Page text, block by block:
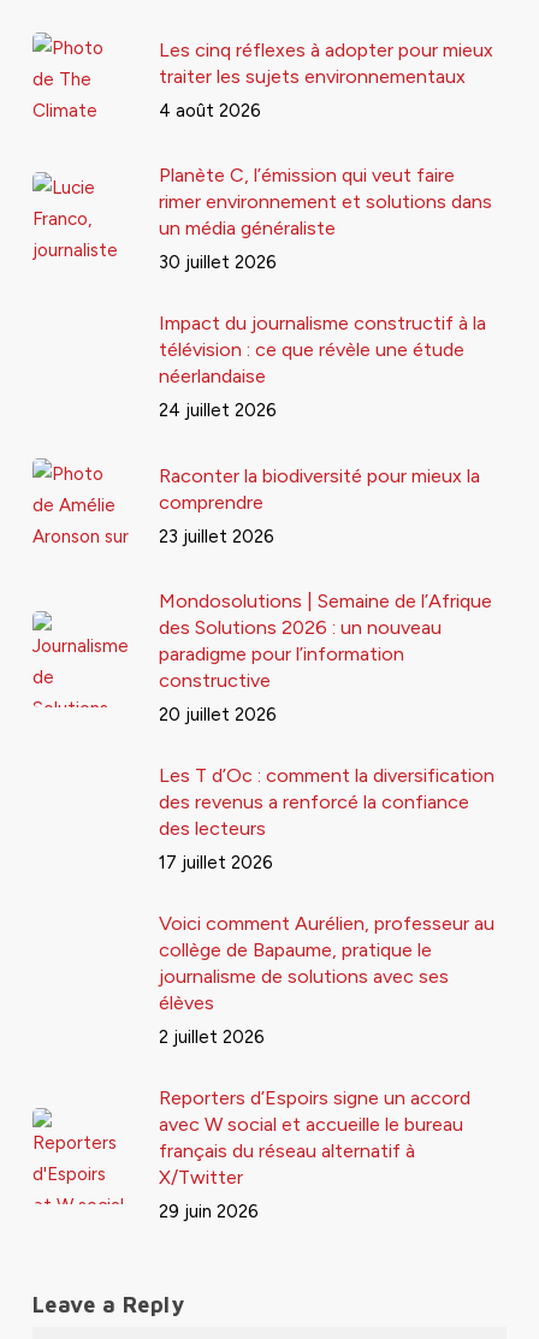
Les cinq réflexes à adopter pour mieux
traiter les sujets environnementaux
4 août 2026
Planète C, l’émission qui veut faire
rimer environnement et solutions dans
un média généraliste
30 juillet 2026
Impact du journalisme constructif à la
télévision : ce que révèle une étude
néerlandaise
24 juillet 2026
Raconter la biodiversité pour mieux la
comprendre
23 juillet 2026
Mondosolutions | Semaine de l’Afrique
des Solutions 2026 : un nouveau
paradigme pour l’information
constructive
20 juillet 2026
Les T d’Oc : comment la diversification
des revenus a renforcé la confiance
des lecteurs
17 juillet 2026
Voici comment Aurélien, professeur au
collège de Bapaume, pratique le
journalisme de solutions avec ses
élèves
2 juillet 2026
Reporters d’Espoirs signe un accord
avec W social et accueille le bureau
français du réseau alternatif à
X/Twitter
29 juin 2026
Leave a Reply